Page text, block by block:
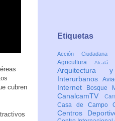
cubren
Etiquetas
Acción Ciudadana
Agricultura
Arquitectura
Interurbanos
Internet
Bosque
CanalcamTV
Casa de Campo
Centros